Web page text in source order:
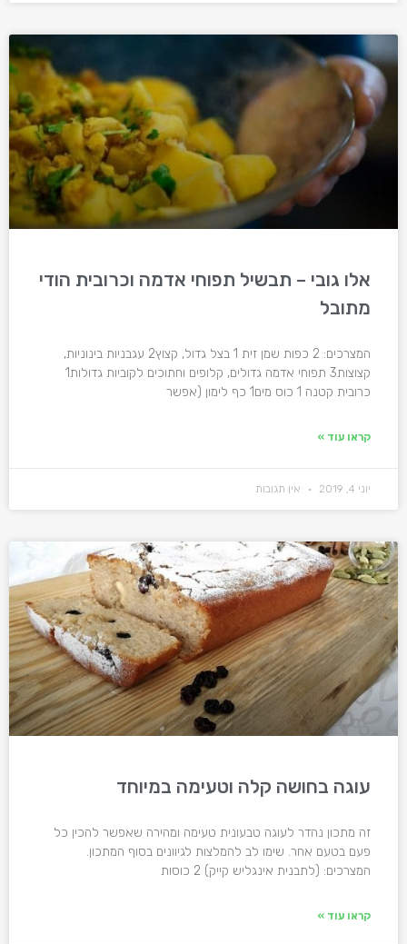
אלו גובי – תבשיל תפוחי אדמה וכרובית הודי
מתובל
המצרכים: 2 כפות שמן זית 1 בצל גדול, קצוץ2 עגבניות בינוניות,
קצוצות3 תפוחי אדמה גדולים, קלופים וחתוכים לקוביות גדולות1
כרובית קטנה 1 כוס מים1 כף לימון (אפשר
קראו עוד »
יוני 4, 2019 אין תגובות
עוגה בחושה קלה וטעימה במיוחד
זה מתכון נהדר לעוגה טבעונית טעימה ומהירה שאפשר להכין כל
פעם בטעם אחר. שימו לב להמלצות לגיוונים בסוף המתכון.
המצרכים: (לתבנית אינגליש קייק) 2 כוסות
קראו עוד »